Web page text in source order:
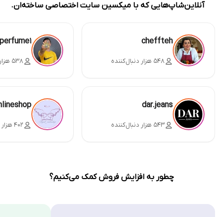
آنلاین‌شاپ‌هایی که با میکسین سایت اختصاصی ساخته‌ان.
cheffteh
۵۴۸ هزار دنبال‌کننده ۵۳۸ هزار دنبال‌کننده
dar.jeans
۵۴۳ هزار دنبال‌کننده ۴۰۲ هزار دنبال‌کننده
چطور به افزایش فروش کمک می‌کنیم؟